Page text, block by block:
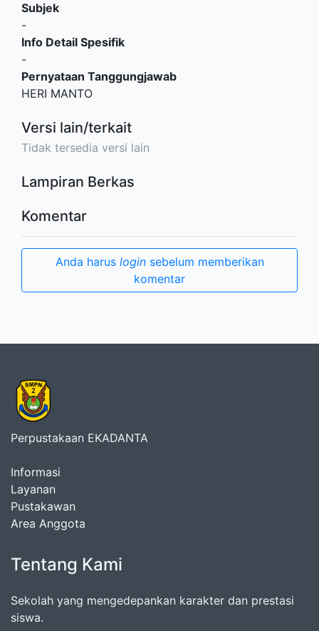
Subjek
-
Info Detail Spesifik
-
Pernyataan Tanggungjawab
HERI MANTO
Versi lain/terkait
Tidak tersedia versi lain
Lampiran Berkas
Komentar
Anda harus loginsebelum memberikan
komentar
Perpustakaan EKADANTA
Informasi
Layanan
Pustakawan
Area Anggota
Tentang Kami
Sekolah yang mengedepankan karakter dan prestasi
siswa.